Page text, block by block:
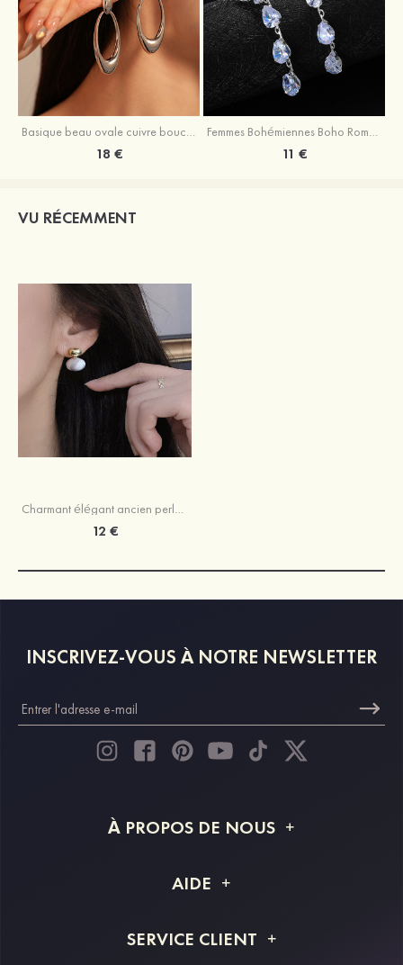
Basique beau ovale cuivre boucles d'oreilles
18 €
Femmes Bohémiennes Boho Romantiques Zircon Boucles d'Oreilles
11 €
VU RÉCEMMENT
Charmant élégant ancien perle boucles d'oreilles
12 €
INSCRIVEZ-VOUS À NOTRE NEWSLETTER
À PROPOS DE NOUS
Livraison
AIDE
Retour et remboursement
SERVICE CLIENT